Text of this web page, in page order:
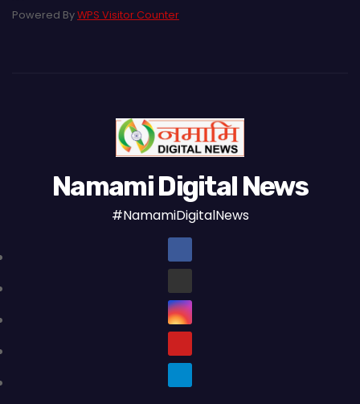
Powered ByWPS Visitor Counter
Namami Digital News
#NamamiDigitalNews